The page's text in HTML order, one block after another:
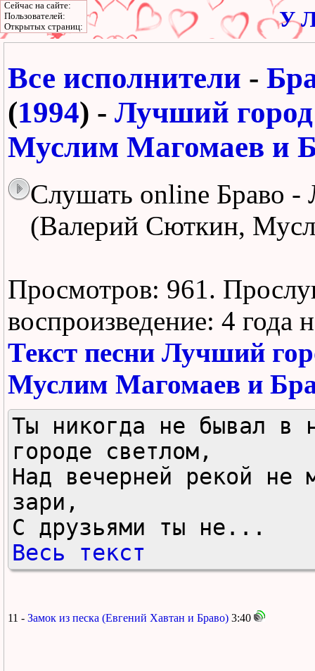
У
Все исполнители -
(1994) - Лучший
Муслим Магомаев и
Слушать online Браво -
(Валерий Сюткин,
Просмотров: 961.
воспроизведение: 4 года
Текст песни Лучший
Муслим Магомаев и
Ты никогда не бывал в
городе светлом,
Над вечерней рекой не
зари,
С друзьями ты не...
Весь текст
11 - Замок из песка (Евгений Хавтан и Браво) 3:40
Сейчас на сайте:
Пользователей:
Открытых страниц: